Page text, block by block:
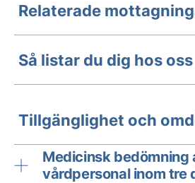
Relaterade
Så listar du dig hos oss
Tillgänglighet och
Medicinsk bedömning
vårdpersonal inom tre